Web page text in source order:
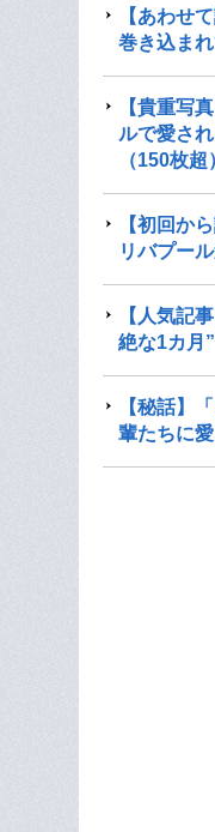
【あわせ
巻き込ま
【貴重写
ルで愛さ
（150枚超
【初回か
リバプー
【人気記
絶な1カ月
【秘話】
輩たちに